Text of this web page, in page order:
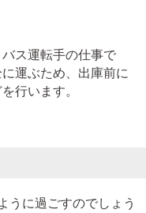
ス運転手の仕事で
運ぶため、出庫前に
行います。
うに過ごすのでしょう